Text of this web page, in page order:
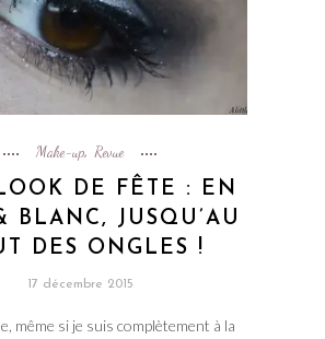
Make-up, Revue
DE FÊTE : EN
BLANC, JUSQU’AU
DES ONGLES !
17 décembre 2015
même si je suis complètement à la